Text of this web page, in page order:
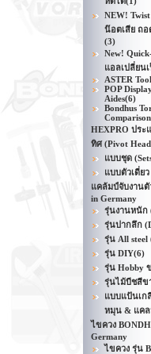
NEW!
น๊อตเสีย ถอ
(3)
New!
แอลเปลี่ยน
ASTER Tool
POP
Aides(6)
Bondhus
HEXPRO ประ
ทิศ (Pivot
แบบชุด
แบบตัวเดี่ยว
แคล้มป์จับงานตั
in Germany
รุ่นงานหนัก
รุ่นปากลึก
รุ่น All steel
รุ่น DIY(6)
รุ่น Hobby
รุ่นไม้บีชสีข
แบบแป้นเก
หมุน & แคล
ไขควง
Germany
ไขควง รุ่น